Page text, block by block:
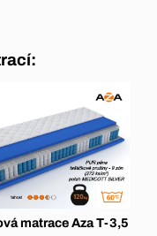
matrace Aza T-3,5